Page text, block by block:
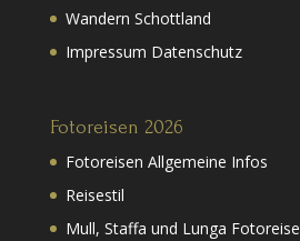
Wandern Schottland
Impressum Datenschutz
Fotoreisen 2026
Fotoreisen Allgemeine Infos
Reisestil
Mull, Staffa und Lunga Fotoreise